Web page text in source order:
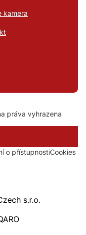
kamera
práva vyhrazena
o přístupnostiCookies
s.r.o.